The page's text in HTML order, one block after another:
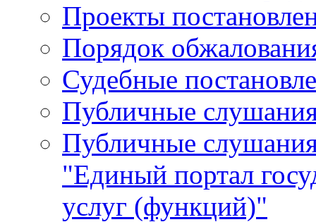
Проекты
Порядок
Судебные
Публичные
Публичные
"Единый портал
услуг (функций)"